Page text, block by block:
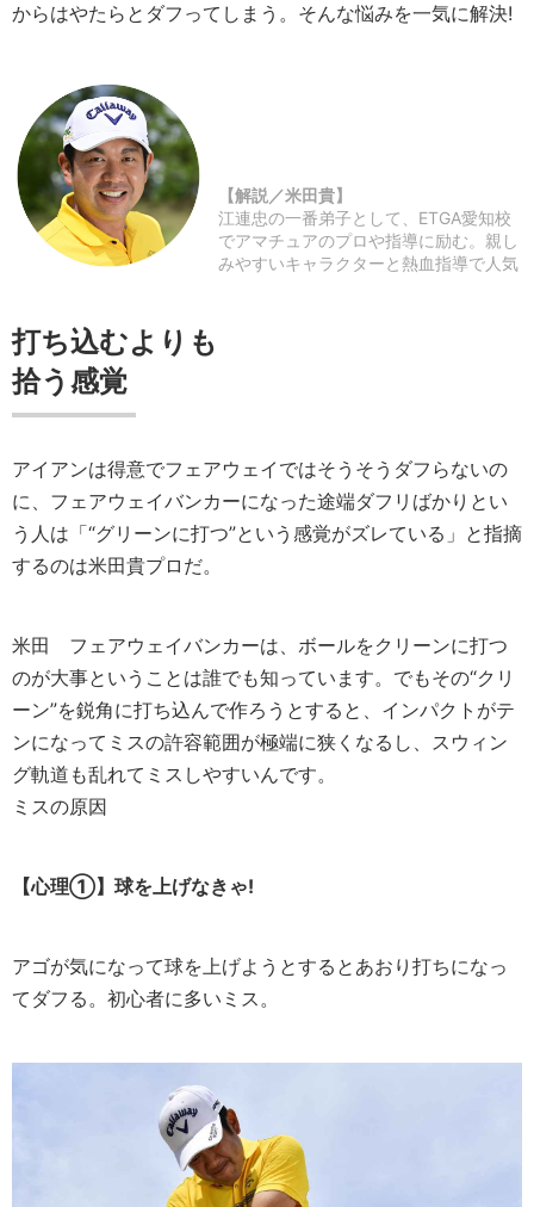
からはやたらとダフってしまう。そんな悩みを一気に解決!
【解説／米田貴】
江連忠の一番弟子として、ETGA愛知校
でアマチュアのプロや指導に励む。親し
みやすいキャラクターと熱血指導で人気
打ち込むよりも
拾う感覚
アイアンは得意でフェアウェイではそうそうダフらないの
に、フェアウェイバンカーになった途端ダフリばかりとい
う人は「“グリーンに打つ”という感覚がズレている」と指摘
するのは米田貴プロだ。
米田 フェアウェイバンカーは、ボールをクリーンに打つ
のが大事ということは誰でも知っています。でもその“クリ
ーン”を鋭角に打ち込んで作ろうとすると、インパクトがテ
ンになってミスの許容範囲が極端に狭くなるし、スウィン
グ軌道も乱れてミスしやすいんです。
ミスの原因
【心理①】球を上げなきゃ!
アゴが気になって球を上げようとするとあおり打ちになっ
てダフる。初心者に多いミス。